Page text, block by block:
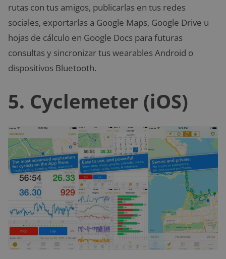
rutas con tus amigos, publicarlas en tus redes
sociales, exportarlas a Google Maps, Google Drive u
hojas de cálculo en Google Docs para futuras
consultas y sincronizar tus wearables Android o
dispositivos Bluetooth.
5. Cyclemeter (iOS)